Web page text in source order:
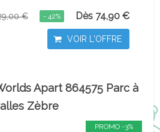
€ - 42% Dès 74,90 €
VOIR L'OFFRE
Apart 864575 Parc à
Zèbre
PROMO -3%